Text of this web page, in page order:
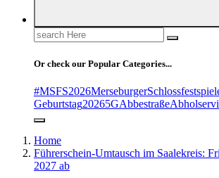
Search
for:
Or check our Popular Categories...
Geburtstag20265GAbbestraße
Home
Führerschein-Umtausch im Saalekreis:
2027 ab